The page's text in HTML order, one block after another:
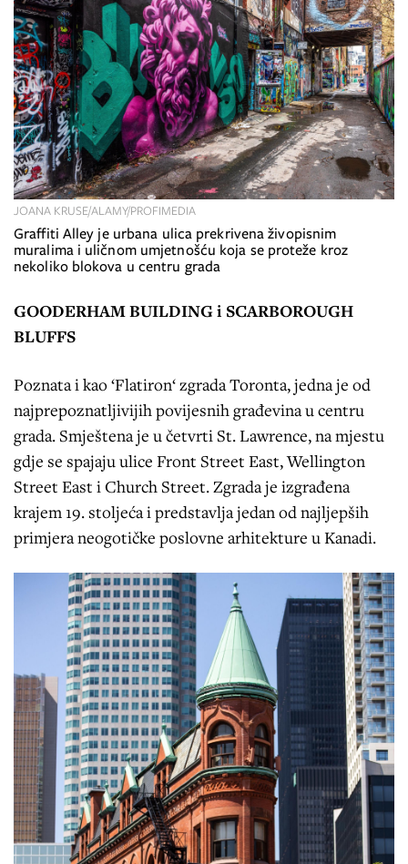
Graffiti Alley je urbana ulica prekrivena živopisnim
muralima i uličnom umjetnošću koja se proteže kroz
nekoliko blokova u centru grada
JOANA KRUSE/ALAMY/PROFIMEDIA
GOODERHAM BUILDING i SCARBOROUGH
BLUFFS
Poznata i kao ‘Flatiron‘ zgrada Toronta, jedna je od
najprepoznatljivijih povijesnih građevina u centru
grada. Smještena je u četvrti St. Lawrence, na mjestu
gdje se spajaju ulice Front Street East, Wellington
Street East i Church Street. Zgrada je izgrađena
krajem 19. stoljeća i predstavlja jedan od najljepših
primjera neogotičke poslovne arhitekture u Kanadi.